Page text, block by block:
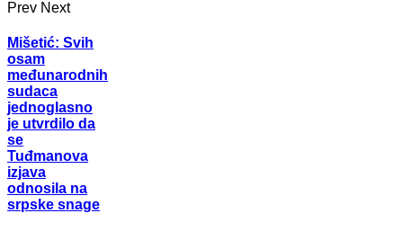
Prev Next
Mišetić: Svih
osam
međunarodnih
sudaca
jednoglasno
je utvrdilo da
se
Tuđmanova
izjava
odnosila na
srpske snage